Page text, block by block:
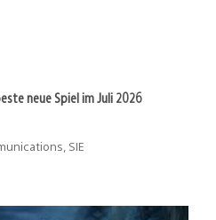
neue Spiel im Juli 2026
SIE